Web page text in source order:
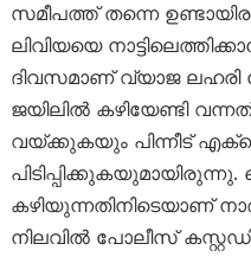
സമീപത്ത് തന്നെ
ലിവിയയെ
ദിവസമാണ് വ്യാജ ലഹരി
ജയിലിൽ കഴിയേണ്ടി
വയ്ക്കുകയും പിന്നീട്
കഴിയുന്നതിനിടെയാണ്
നിലവിൽ പോലീസ്